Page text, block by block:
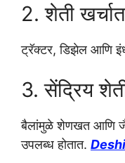
2. शेती
ट्रॅक्टर, डिझेल आणि
3. सेंद्रिय
बैलांमुळे शेणखत आणि
उपलब्ध होतात.